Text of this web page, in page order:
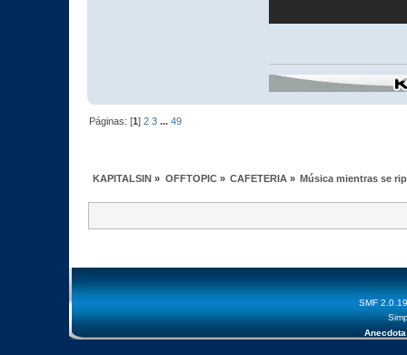
Páginas: [1]2 3 ...49
KAPITALSIN » OFFTOPIC» CAFETERIA» Música mientras se
SMF 2.0.19
Anecdota